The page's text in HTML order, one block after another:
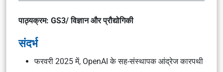
पाठ्यक्रम: GS3/ विज्ञान और प्रौद्योगिकी
संदर्भ
फरवरी 2025 में, OpenAI के सह-संस्थापक आंद्रेज कारपथी